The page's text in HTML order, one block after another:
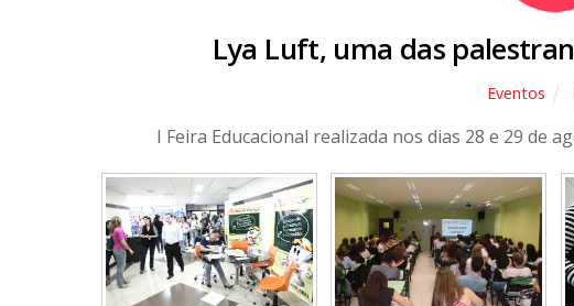
Lya Luft, uma das
Eventos
I Feira Educacional realizada nos dias 28 e 29 de